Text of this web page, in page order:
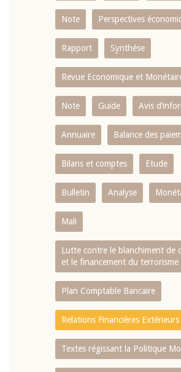
Note Perspectives
Rapport Synthése
Revue Economique et
Note Guide Avis
Annuaire Balance des
Bilans et comptes Etude
Bulletin Analyse
Mali
Lutte contre le blanchiment de
et le financement du terrorisme
Plan Comptable Bancaire
Relations Financières Extérieurs
Textes régissant la Politique